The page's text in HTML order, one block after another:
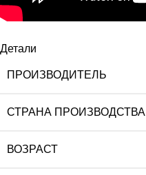
Детали
ПРОИЗВОДИТЕЛЬ
СТРАНА ПРОИЗВОДСТВА
ВОЗРАСТ